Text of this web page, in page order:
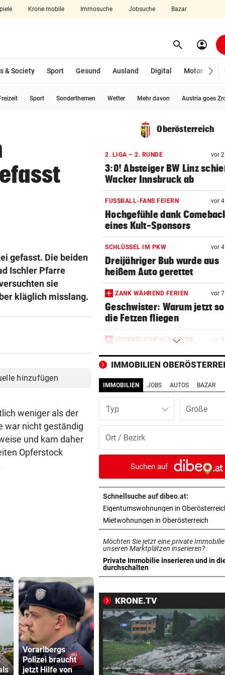
Krone mobile Immosuche Jobsuche Bazar
aufklappen search Suchen
account_circle
& Society Sport Gesund Ausland Digital Motor
Sport Sonderthemen Wetter Mehr davon Austria goes
gefasst. Die beiden
Ischler Pfarre
sie
kläglich misslang.
hinzufügen
weniger als der
war nicht geständig
und kam daher
Opferstock
Vorarlbergs
Polizei braucht
jetzt Hilfe von
Primärversorgung
: Welche
Standorte vor
Sager wirkt
Mütter-
Oberösterreich
2. LIGA – 2. RUNDE vor
3:0! Absteiger BW Linz
Wacker Innsbruck ab
FUSSBALL-FANS FEIERN vor
Hochgefühle dank
eines Kult-Sponsors
SCHLÜSSEL IM PKW vor
Dreijähriger Bub wurde aus
heißem Auto gerettet
ZANK WÄHREND FERIEN vor
Geschwister: Warum jetzt
die Fetzen fliegen
JUGENDLICHE ALS OPFER vor
Penisbilder verschickt: So
reagierten die Vereine
ABER KEIN MORDVERSUCH vor 8
Messerstecher muss für
Jahre ins Gefängnis
vor
ohne Bergeinsatz
ERHÖHTE WERTE: vor
Der nächste Badesee muss
geschlossen werden
OBERÖSTERREICH vor 11
„Wer will mich?“: Diese
haben kein Zuhause
FEUERWEHR-AUSSTATTER
Geschäft von Rosenbauer
NEUES MODELL vor 12
Regeln bei Deutschkursen
jetzt verschärft
CHEF VON VERSICHERUNG: vor
IMMOBILIEN
IMMOBILIEN JOBS AUTOS BAZAR
Typ
Suchen auf
Schnellsuche auf dibeo.at:
Eigentumswohnungen in
Mietwohnungen in Oberösterreich
Möchten Sie jetzt eine private
unseren Marktplätzen inserieren?
Private Immobilie inserieren und in
durchschalten
in neuem Tab öffnen
KRONE.TV